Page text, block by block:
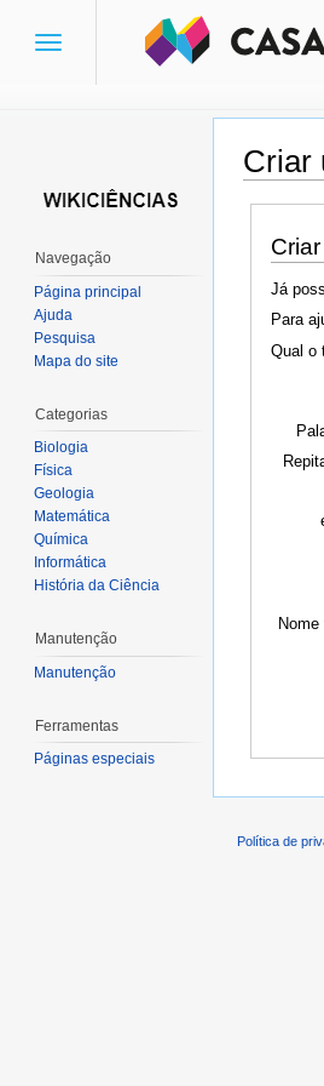
Criar
Ir para:
Já
Para
Qual o
Toggle
Navegação
Página principal
Ajuda
Pesquisa
Mapa do site
Categorias
Biologia
Física
Geologia
Matemática
Química
Informática
História da Ciência
Manutenção
Manutenção
Ferramentas
Páginas especiais
Política de